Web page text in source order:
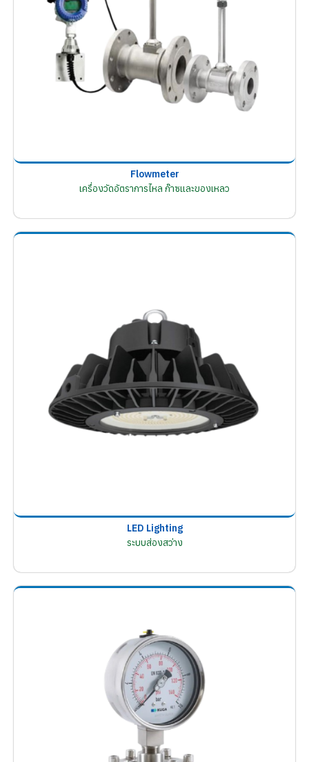
Flowmeter
เครื่องวัดอัตราการไหล ก๊าซและของเหลว
LED Lighting
ระบบส่องสว่าง